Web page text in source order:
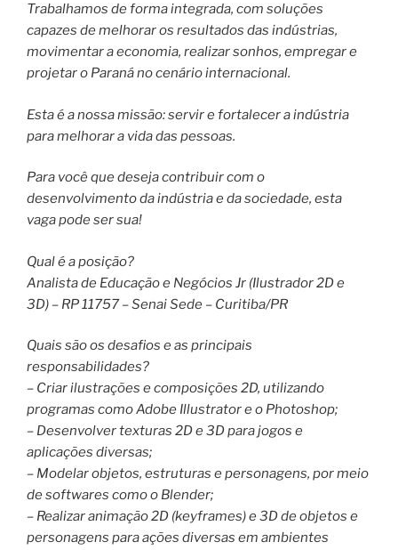
Trabalhamos de forma integrada, com soluções
capazes de melhorar os resultados das indústrias,
movimentar a economia, realizar sonhos, empregar e
projetar o Paraná no cenário internacional.
Esta é a nossa missão: servir e fortalecer a indústria
para melhorar a vida das pessoas.
Para você que deseja contribuir com o
desenvolvimento da indústria e da sociedade, esta
vaga pode ser sua!
Qual é a posição?
Analista de Educação e Negócios Jr (Ilustrador 2D e
3D) – RP 11757 – Senai Sede – Curitiba/PR
Quais são os desafios e as principais
responsabilidades?
– Criar ilustrações e composições 2D, utilizando
programas como Adobe Illustrator e o Photoshop;
– Desenvolver texturas 2D e 3D para jogos e
aplicações diversas;
– Modelar objetos, estruturas e personagens, por meio
de softwares como o Blender;
– Realizar animação 2D (keyframes) e 3D de objetos e
personagens para ações diversas em ambientes